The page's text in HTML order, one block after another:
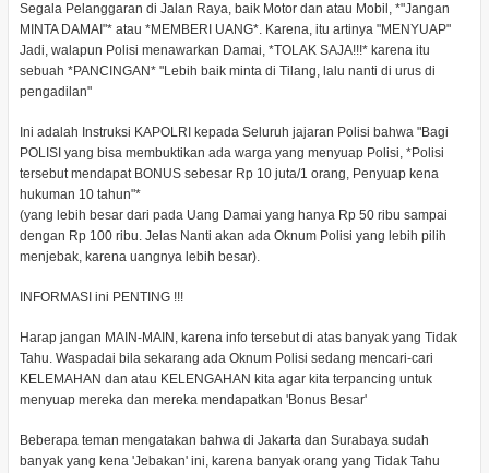
Segala Pelanggaran di Jalan Raya, baik Motor dan atau Mobil, *"Jangan
MINTA DAMAI"* atau *MEMBERI UANG*. Karena, itu artinya "MENYUAP"
Jadi, walapun Polisi menawarkan Damai, *TOLAK SAJA!!!* karena itu
sebuah *PANCINGAN* "Lebih baik minta di Tilang, lalu nanti di urus di
pengadilan"
Ini adalah Instruksi KAPOLRI kepada Seluruh jajaran Polisi bahwa "Bagi
POLISI yang bisa membuktikan ada warga yang menyuap Polisi, *Polisi
tersebut mendapat BONUS sebesar Rp 10 juta/1 orang, Penyuap kena
hukuman 10 tahun"*
(yang lebih besar dari pada Uang Damai yang hanya Rp 50 ribu sampai
dengan Rp 100 ribu. Jelas Nanti akan ada Oknum Polisi yang lebih pilih
menjebak, karena uangnya lebih besar).
INFORMASI ini PENTING !!!
Harap jangan MAIN-MAIN, karena info tersebut di atas banyak yang Tidak
Tahu. Waspadai bila sekarang ada Oknum Polisi sedang mencari-cari
KELEMAHAN dan atau KELENGAHAN kita agar kita terpancing untuk
menyuap mereka dan mereka mendapatkan 'Bonus Besar'
Beberapa teman mengatakan bahwa di Jakarta dan Surabaya sudah
banyak yang kena 'Jebakan' ini, karena banyak orang yang Tidak Tahu